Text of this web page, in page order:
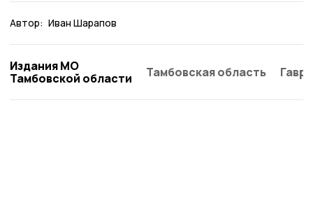
Автор: Иван Шарапов
Издания МО
Тамбовской области
Тамбовская область